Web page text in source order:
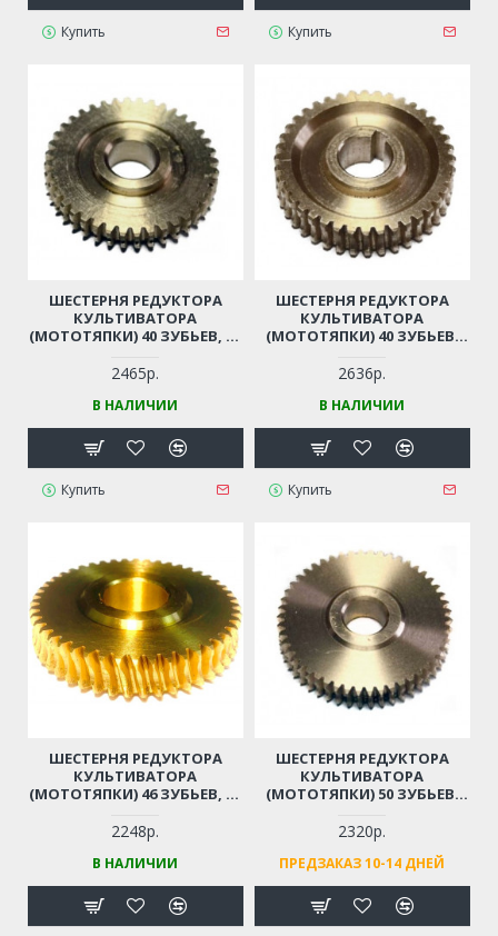
Купить Купить
ШЕСТЕРНЯ РЕДУКТОРА
КУЛЬТИВАТОРА
(МОТОТЯПКИ) 40 ЗУБЬЕВ, D-
2465р.
В НАЛИЧИИ
Купить
ШЕСТЕРНЯ РЕДУКТОРА
КУЛЬТИВАТОРА
(МОТОТЯПКИ) 40 ЗУБЬЕВ,
2636р.
В НАЛИЧИИ
Купить
ШЕСТЕРНЯ РЕДУКТОРА
КУЛЬТИВАТОРА
(МОТОТЯПКИ) 46 ЗУБЬЕВ, D-
2248р.
В НАЛИЧИИ
ШЕСТЕРНЯ РЕДУКТОРА
КУЛЬТИВАТОРА
(МОТОТЯПКИ) 50 ЗУБЬЕВ,
2320р.
ПРЕДЗАКАЗ 10-14 ДНЕЙ